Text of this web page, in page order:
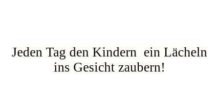
Jeden Tag den Kindern ein Lächeln
ins Gesicht zaubern!